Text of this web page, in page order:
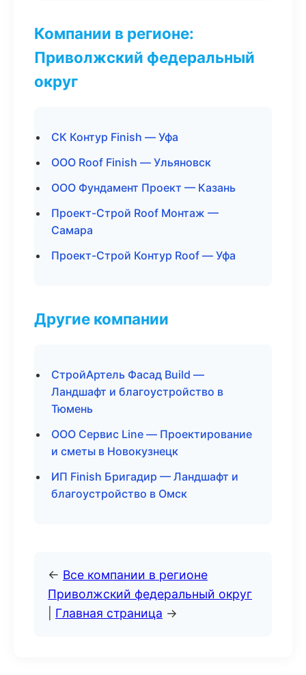
Компании в регионе:
Приволжский федеральный
округ
СК Контур Finish — Уфа
ООО Roof Finish — Ульяновск
ООО Фундамент Проект — Казань
Проект-Строй Roof Монтаж —
Самара
Проект-Строй Контур Roof — Уфа
Другие компании
СтройАртель Фасад Build —
Ландшафт и благоустройство в
Тюмень
ООО Сервис Line — Проектирование
и сметы в Новокузнецк
ИП Finish Бригадир — Ландшафт и
благоустройство в Омск
← Все компании в регионе
Приволжский федеральный округ
Главная страница →